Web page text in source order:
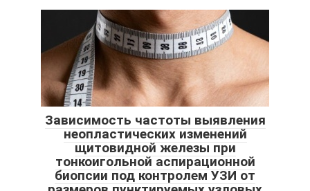
Зависимость частоты выявления
неопластических изменений
щитовидной железы при
тонкоигольной аспирационной
биопсии под контролем УЗИ от